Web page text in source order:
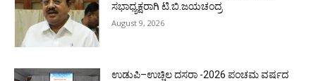
ಸಭಾಧ್ಯಕ್ಷರಾಗಿ ಟಿ.ಬಿ.ಜಯಚಂದ್ರ
August 9, 2026
ಉಡುಪಿ–ಉಚ್ಚಿಲ ದಸರಾ -2026 ಪಂಚಮ ವರ್ಷದ